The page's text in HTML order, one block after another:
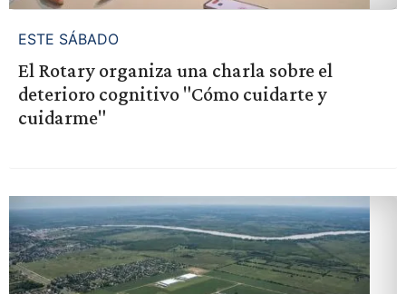
ESTE SÁBADO
El Rotary organiza una charla sobre el
deterioro cognitivo "Cómo cuidarte y
cuidarme"